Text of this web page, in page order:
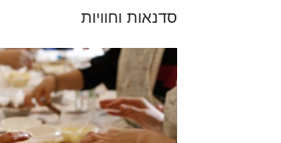
סדנאות וחוויות